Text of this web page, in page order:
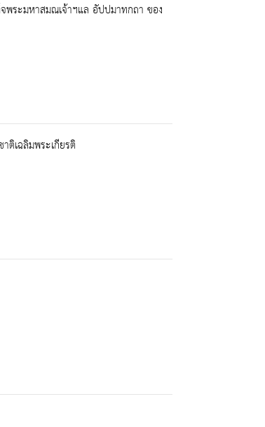
จพระมหาสมณเจ้าฯแล อัปปมาทกถา ของ
ติเฉลิมพระเกียรติ